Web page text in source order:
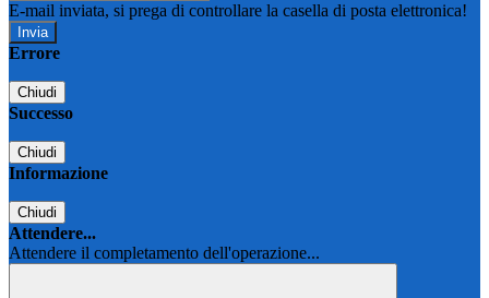
E-mail inviata, si prega di controllare la casella di posta elettronica!
Errore
Chiudi
Successo
Chiudi
Informazione
Chiudi
Attendere...
Attendere il completamento dell'operazione...